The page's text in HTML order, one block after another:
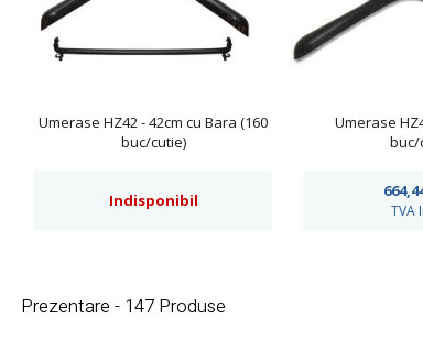
Umerase HZ42 - 42cm cu Bara (160
buc/cutie)
Indisponibil
Umerase
buc/
TVA
Prezentare - 147 Produse